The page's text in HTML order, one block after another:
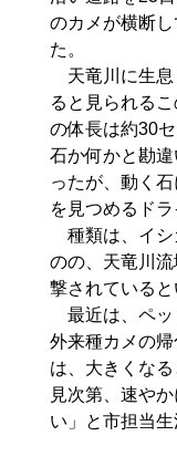
のカメが横断し
た。
天竜川に生息
ると見られるこ
の体長は約30
石か何かと勘
ったが、動く
を見つめるドラ
種類は、イシ
のの、天竜川
撃されていると
最近は、ペッ
外来種カメの
は、大きくな
見次第、速や
い」と市担当生